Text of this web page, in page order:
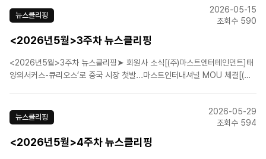
뉴스클리핑
2026-05-15
조회수 590
<2026년5월>3주차 뉴스클리핑
<2026년5월>3주차 뉴스클리핑➤ 회원사 소식[(주)마스트엔터테인먼트]태
양의서커스-큐리오스’로 중국 시장 첫발...마스트인터내셔널 MOU 체결[(주)
(주)]뮤지컬 '디어 에반 핸..
뉴스클리핑
2026-05-29
조회수 594
<2026년5월>4주차 뉴스클리핑